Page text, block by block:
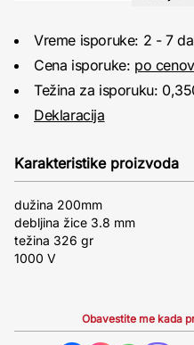
Vreme isporuke: 2 - 7
Cena isporuke: po
Težina za isporuku:
Deklaracija
Karakteristike proizvoda
dužina 200mm
debljina žice 3.8 mm
težina 326 gr
1000 V
Obavestite me kada